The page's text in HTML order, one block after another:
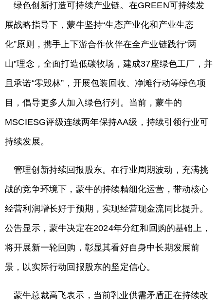
绿色创新打造可持续产业链。在GREEN可持续发
展战略指导下，蒙牛坚持“生态产业化和产业生态
化”原则，携手上下游合作伙伴在全产业链践行“两
山”理念，全面打造低碳牧场，建成37座绿色工厂，并
且承诺“零毁林”，开展包装回收、净滩行动等绿色项
目，倡导更多人加入绿色行列。当前，蒙牛的
MSCIESG评级连续两年保持AA级，持续引领行业可
持续发展。
管理创新持续回报股东。在行业周期波动，充满挑
战的竞争环境下，蒙牛的持续精细化运营，带动核心
经营利润增长好于预期，实现经营现金流同比提升。
公告显示，蒙牛决定在2024年分红和回购的基础上，
将开展新一轮回购，彰显其看好自身中长期发展前
景，以实际行动回报股东的坚定信心。
蒙牛总裁高飞表示，当前乳业供需矛盾正在持续改